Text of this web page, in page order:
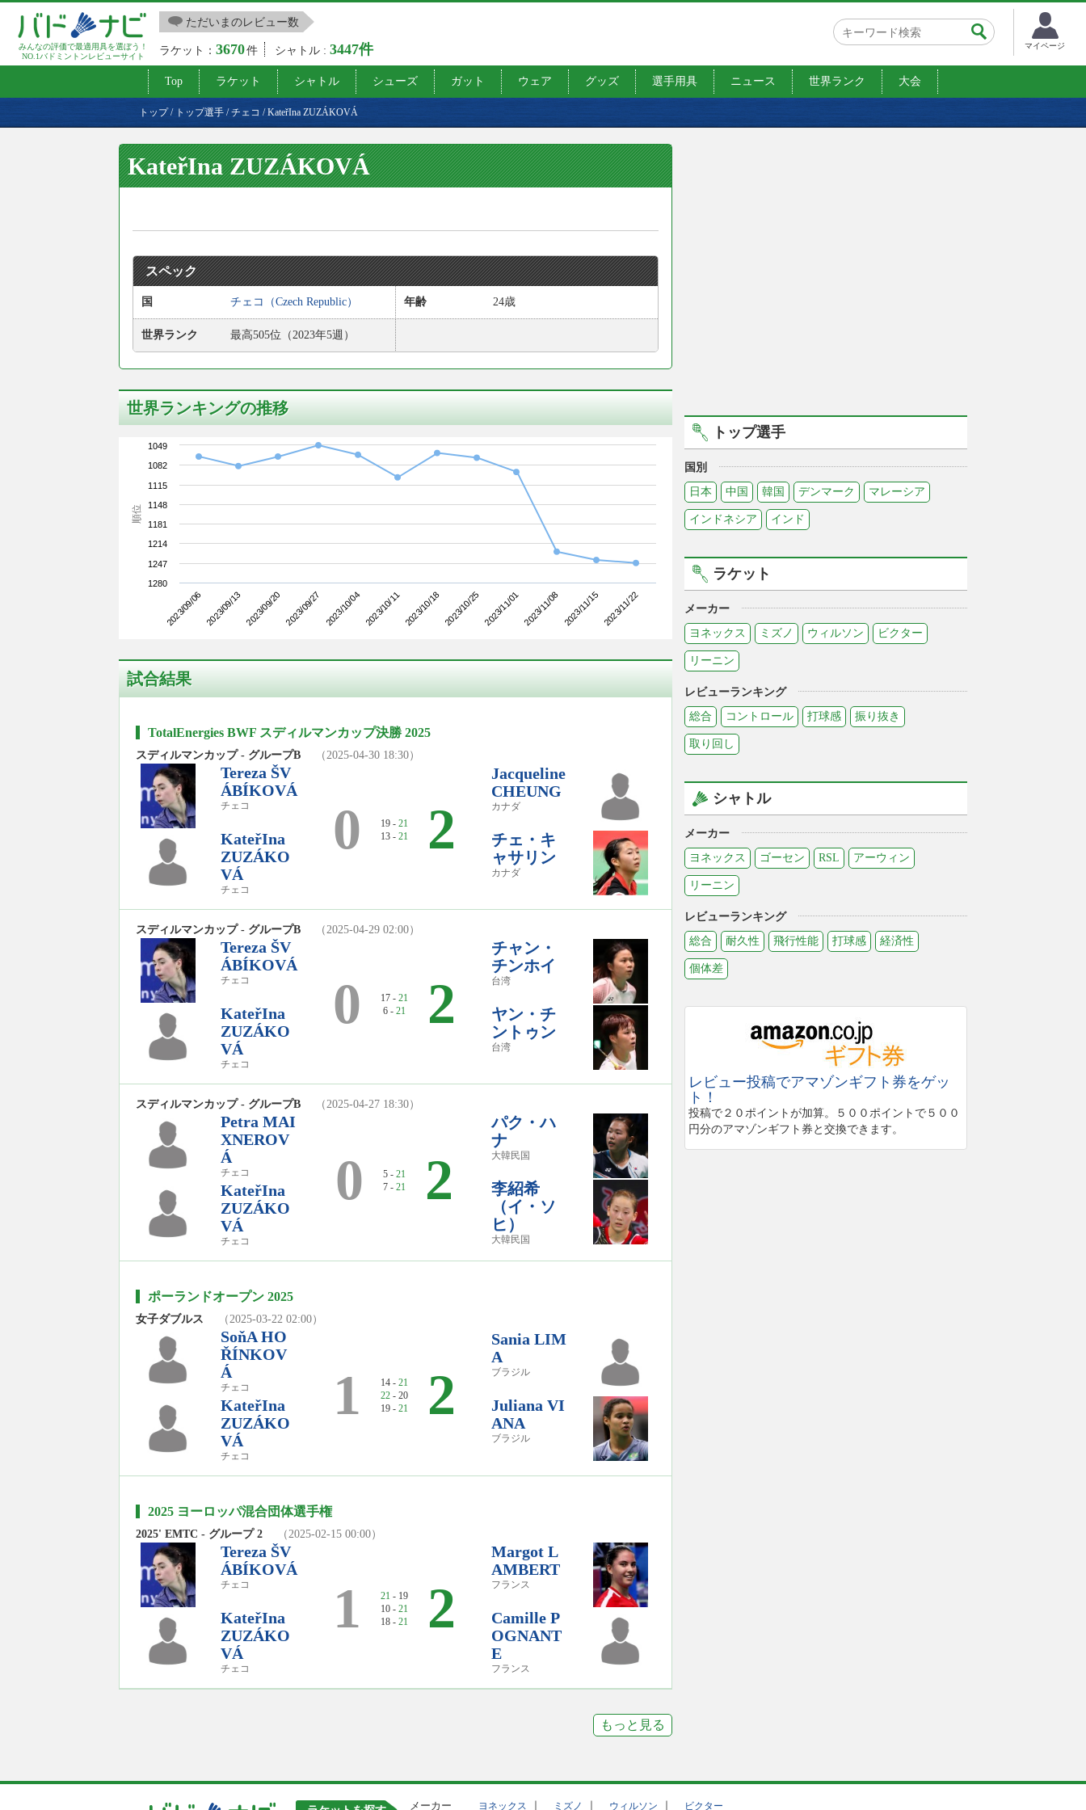
みんなの評価で最適用具を選ぼう！
NO.1バドミントンレビューサイト
ただいまのレビュー数
ラケット：3670件 シャトル :3447件 マイページ
Top ラケット シャトル シューズ ガット ウェア グッズ 選手用具 ニュース 世界ランク 大会
トップ/ トップ選手 /チェコ /KateřIna ZUZÁKOVÁ
KateřIna ZUZÁKOVÁ
スペック
国 チェコ（Czech Republic） 年齢 24歳
世界ランク 最高505位（2023年5週）
世界ランキングの推移
順位
2023/09/06 2023/09/13 2023/09/20 2023/09/27 2023/10/04 2023/10/11 2023/10/18 2023/10/25 2023/11/01 2023/11/08 2023/11/15 2023/11/22
1049
1082
1115
1148
1181
1214
1247
1280
試合結果
TotalEnergies BWF スディルマンカップ決勝 2025
スディルマンカップ - グループB （2025-04-30 18:30）
Tereza ŠV
ÁBÍKOVÁ
チェコ
KateřIna
ZUZÁKO
VÁ
チェコ
0 19 - 21
13 - 21 2
Jacqueline
CHEUNG
カナダ
チェ・キ
ャサリン
カナダ
スディルマンカップ - グループB （2025-04-29 02:00）
Tereza ŠV
ÁBÍKOVÁ
チェコ
KateřIna
ZUZÁKO
VÁ
チェコ
0 17 - 21
6 - 21 2
チャン・
チンホイ
台湾
ヤン・チ
ントゥン
台湾
スディルマンカップ - グループB （2025-04-27 18:30）
Petra MAI
XNEROV
Á
チェコ
KateřIna
ZUZÁKO
VÁ
チェコ
0 5 - 21
7 - 21 2
パク・ハ
ナ
大韓民国
李紹希
（イ・ソ
ヒ）
大韓民国
ポーランドオープン 2025
女子ダブルス （2025-03-22 02:00）
SoňA HO
ŘÍNKOV
Á
チェコ
KateřIna
ZUZÁKO
VÁ
チェコ
1 14 - 21
22 - 20
19 - 21 2
Sania LIM
A
ブラジル
Juliana VI
ANA
ブラジル
2025 ヨーロッパ混合団体選手権
2025' EMTC - グループ 2 （2025-02-15 00:00）
Tereza ŠV
ÁBÍKOVÁ
チェコ
KateřIna
ZUZÁKO
VÁ
チェコ
1 21 - 19
10 - 21
18 - 21 2
Margot L
AMBERT
フランス
Camille P
OGNANT
E
フランス
もっと見る
トップ選手
国別
日本
中国 韓国 デンマーク マレーシア
インドネシア インド
ラケット
メーカー
ヨネックス
ミズノ ウィルソン ビクター
リーニン
レビューランキング
総合
コントロール 打球感 振り抜き
取り回し
シャトル
メーカー
ヨネックス
ゴーセン RSL アーウィン
リーニン
レビューランキング
総合
耐久性 飛行性能 打球感 経済性
個体差
レビュー投稿でアマゾンギフト券をゲッ
ト！
投稿で２０ポイントが加算。５００ポイントで５００
円分のアマゾンギフト券と交換できます。
メーカー ヨネックス ｜ ミズノ ｜ ウィルソン ｜ ビクター